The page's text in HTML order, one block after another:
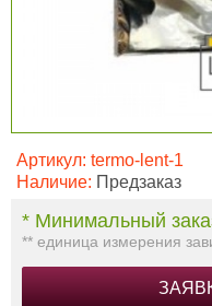
Артикул: termo-lent-1
Наличие: Предзаказ
* Минимальный
** единица измерения